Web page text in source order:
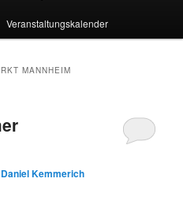
Veranstaltungskalender
MANNHEIM
Daniel Kemmerich